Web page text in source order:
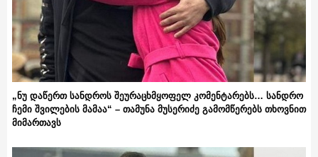
„ნუ დაწერთ სანდროს შეურაცხმყოფელ კომენტარებს… სანდრო
ჩემი შვილების მამაა“ – თამუნა მუსერიძე გამომწერებს თხოვნით
მიმართავს